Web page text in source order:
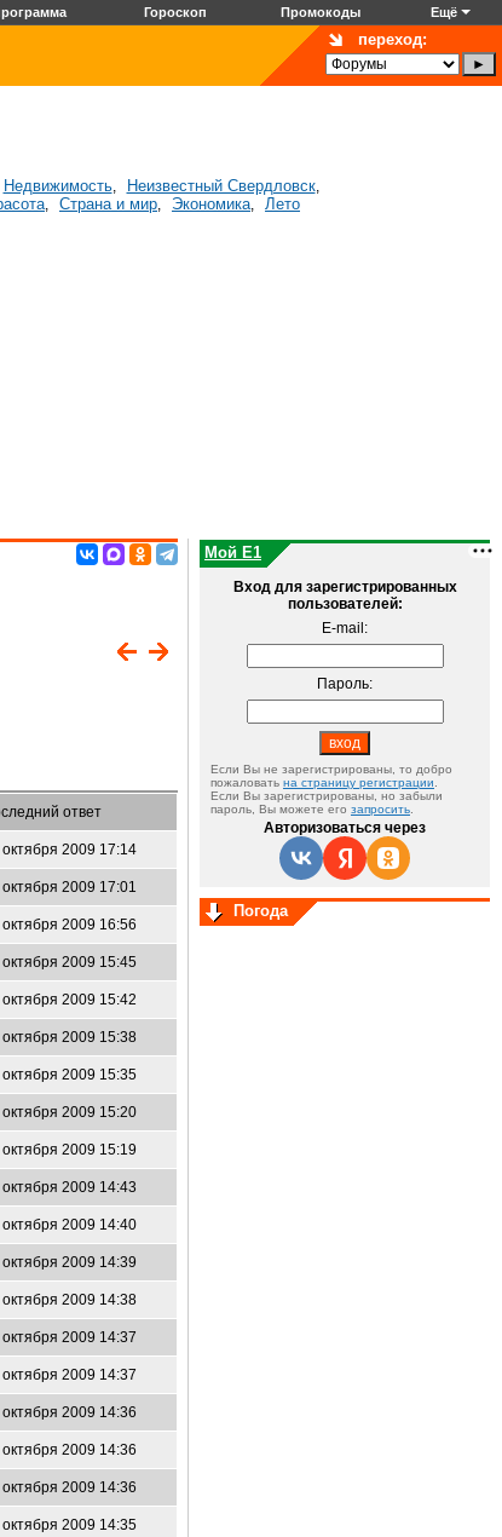
Гороскоп Промокоды Ещё
переход:
Недвижимость, Неизвестный Свердловск,
, Страна и мир, Экономика, Лето
ответ
2009 17:14
2009 17:01
2009 16:56
2009 15:45
2009 15:42
2009 15:38
2009 15:35
2009 15:20
2009 15:19
2009 14:43
2009 14:40
2009 14:39
2009 14:38
2009 14:37
2009 14:37
2009 14:36
2009 14:36
2009 14:36
2009 14:35
Мой E1
Вход для зарегистрированных
пользователей:
E-mail:
Пароль:
Если Вы не зарегистрированы, то добро
пожаловать на страницу регистрации
Если Вы зарегистрированы, но забыли
пароль, Вы можете его запросить
Авторизоваться через
Погода